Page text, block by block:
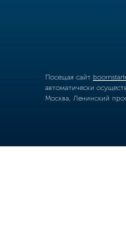
Посещая сайт
автоматически
Москва, Ленинский